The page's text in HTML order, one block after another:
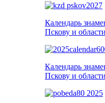
Календарь
Пскову и
Календарь
Пскову и